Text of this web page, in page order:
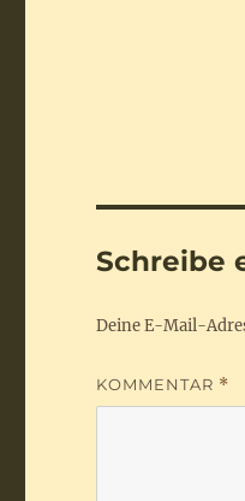
Schreibe
Deine E-Mail-
KOMMENTAR *